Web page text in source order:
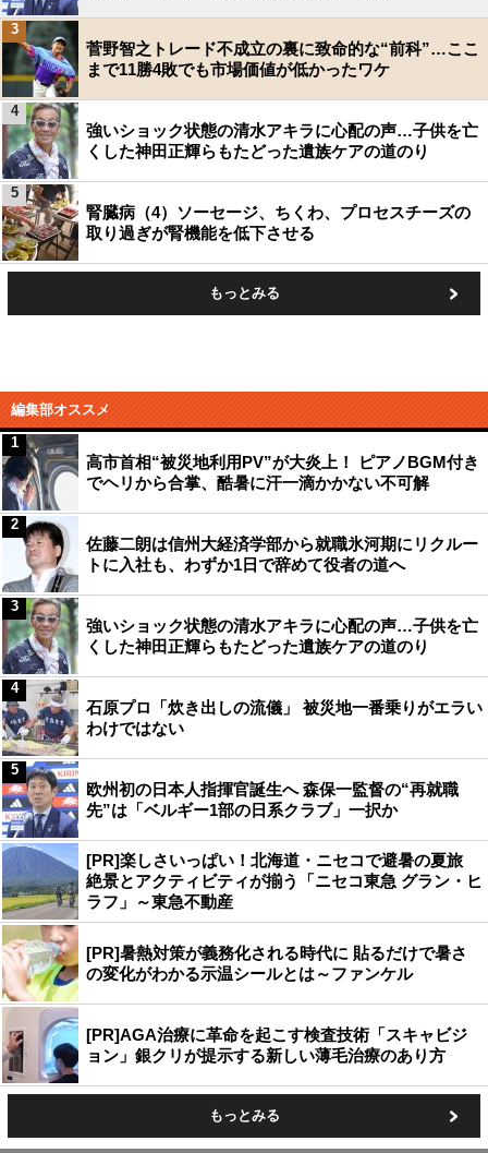
菅野智之トレード不成立の裏に致命的な“前科”…ここ
まで11勝4敗でも市場価値が低かったワケ
3
強いショック状態の清水アキラに心配の声…子供を亡
くした神田正輝らもたどった遺族ケアの道のり
4
腎臓病（4）ソーセージ、ちくわ、プロセスチーズの
取り過ぎが腎機能を低下させる
5
もっとみる
編集部オススメ
高市首相“被災地利用PV”が大炎上！ ピアノBGM付き
でヘリから合掌、酷暑に汗一滴かかない不可解
1
佐藤二朗は信州大経済学部から就職氷河期にリクルー
トに入社も、わずか1日で辞めて役者の道へ
2
強いショック状態の清水アキラに心配の声…子供を亡
くした神田正輝らもたどった遺族ケアの道のり
3
石原プロ「炊き出しの流儀」 被災地一番乗りがエラい
わけではない
4
欧州初の日本人指揮官誕生へ 森保一監督の“再就職
先”は「ベルギー1部の日系クラブ」一択か
5
[PR]楽しさいっぱい！北海道・ニセコで避暑の夏旅
絶景とアクティビティが揃う「ニセコ東急 グラン・ヒ
ラフ」～東急不動産
[PR]暑熱対策が義務化される時代に 貼るだけで暑さ
の変化がわかる示温シールとは～ファンケル
[PR]AGA治療に革命を起こす検査技術「スキャビジ
ョン」銀クリが提示する新しい薄毛治療のあり方
もっとみる